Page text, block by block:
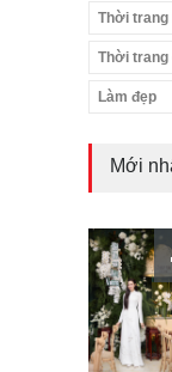
Thời trang
Thời
Làm đẹp
Mới